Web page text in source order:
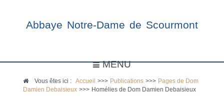
Abbaye Notre-Dame de Scourmont
MENU
Vous êtes ici :Accueil >>> Publications >>> Pages de Dom
Damien Debaisieux >>> Homélies de Dom Damien Debaisieux